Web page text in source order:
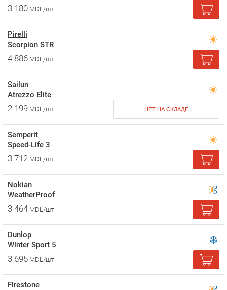
3 180 MDL/шт
Pirelli
Scorpion STR
4 886 MDL/шт
Sailun
Atrezzo Elite
2 199 MDL/шт НЕТ НА СКЛАДЕ
Semperit
Speed-Life 3
3 712 MDL/шт
Nokian
WeatherProof
3 464 MDL/шт
Dunlop
Winter Sport 5
3 695 MDL/шт
Firestone